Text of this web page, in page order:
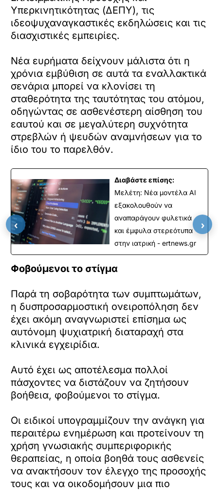
Υπερκινητικότητας (ΔΕΠΥ), τις
ιδεοψυχαναγκαστικές εκδηλώσεις και τις
διασχιστικές εμπειρίες.
Νέα ευρήματα δείχνουν μάλιστα ότι η
χρόνια εμβύθιση σε αυτά τα εναλλακτικά
σενάρια μπορεί να κλονίσει τη
σταθερότητα της ταυτότητας του ατόμου,
οδηγώντας σε ασθενέστερη αίσθηση του
εαυτού και σε μεγαλύτερη συχνότητα
στρεβλών ή ψευδών αναμνήσεων για το
ίδιο του το παρελθόν.
Διαβάστε επίσης:
Μελέτη: Νέα μοντέλα ΑΙ
εξακολουθούν να
αναπαράγουν φυλετικά
και έμφυλα στερεότυπα
στην ιατρική - ertnews.gr
Φοβούμενοι το στίγμα
Παρά τη σοβαρότητα των συμπτωμάτων,
η δυσπροσαρμοστική ονειροπόληση δεν
έχει ακόμη αναγνωριστεί επίσημα ως
αυτόνομη ψυχιατρική διαταραχή στα
κλινικά εγχειρίδια.
Αυτό έχει ως αποτέλεσμα πολλοί
πάσχοντες να διστάζουν να ζητήσουν
βοήθεια, φοβούμενοι το στίγμα.
Οι ειδικοί υπογραμμίζουν την ανάγκη για
περαιτέρω ενημέρωση και προτείνουν τη
χρήση γνωσιακής συμπεριφορικής
θεραπείας, η οποία βοηθά τους ασθενείς
να ανακτήσουν τον έλεγχο της προσοχής
τους και να οικοδομήσουν μια πιο
‹ ›